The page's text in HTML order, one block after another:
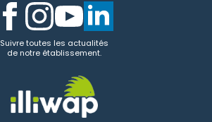
Suivre toutes les actualités
de notre établissement.